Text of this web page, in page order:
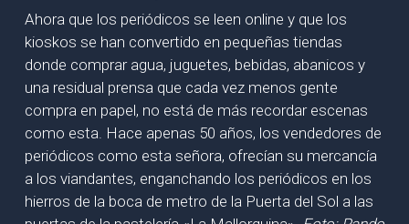
Ahora que los periódicos se leen online y que los
kioskos se han convertido en pequeñas tiendas
donde comprar agua, juguetes, bebidas, abanicos y
una residual prensa que cada vez menos gente
compra en papel, no está de más recordar escenas
como esta. Hace apenas 50 años, los vendedores de
periódicos como esta señora, ofrecían su mercancía
a los viandantes, enganchando los periódicos en los
hierros de la boca de metro de la Puerta del Sol a las